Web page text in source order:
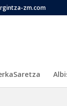
zm.com